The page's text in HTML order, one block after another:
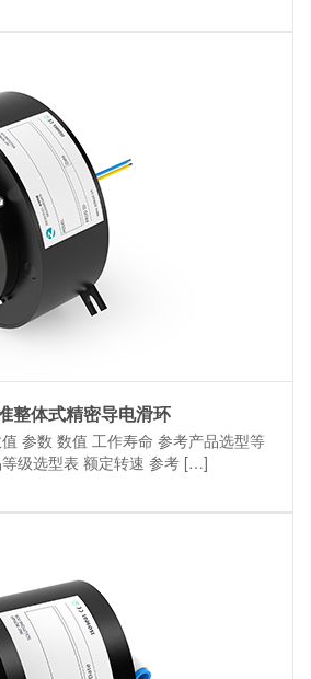
整体式精密导电滑环
参数 数值 工作寿命 参考产品选型等
级选型表 额定转速 参考 […]